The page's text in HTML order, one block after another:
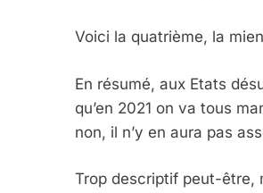
Voici la quatrième, la
En résumé, aux Etats
qu’en 2021 on va tous
non, il n’y en aura pas
Trop descriptif peut-être,